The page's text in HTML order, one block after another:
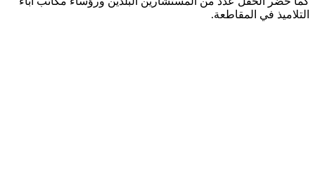
التلاميذ في المقاطعة.